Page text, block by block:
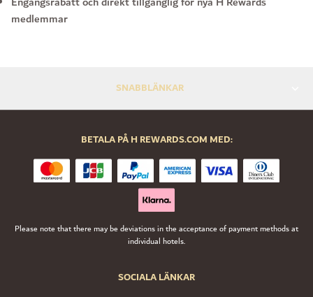
medlemmar
SNABBLÄNKAR
SOCIALA LÄNKAR
BETALA PÅ H REWARDS.COM MED:
Please note that there may be deviations in the acceptance of payment methods at
individual hotels.